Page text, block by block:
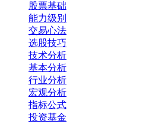
股票基础
能力级别
交易心法
选股技巧
技术分析
基本分析
行业分析
宏观分析
指标公式
投资基金